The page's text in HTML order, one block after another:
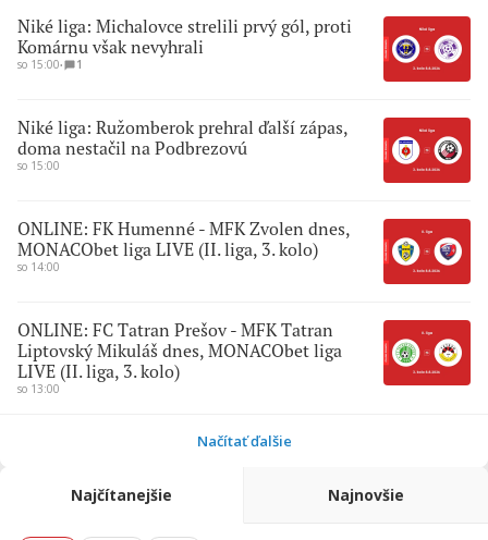
Niké liga: Michalovce strelili prvý gól, proti
Komárnu však nevyhrali
so 15:00∙ 1
Niké liga: Ružomberok prehral ďalší zápas,
doma nestačil na Podbrezovú
so 15:00
ONLINE: FK Humenné - MFK Zvolen dnes,
MONACObet liga LIVE (II. liga, 3. kolo)
so 14:00
ONLINE: FC Tatran Prešov - MFK Tatran
Liptovský Mikuláš dnes, MONACObet liga
LIVE (II. liga, 3. kolo)
so 13:00
Načítať ďalšie
Najčítanejšie Najnovšie